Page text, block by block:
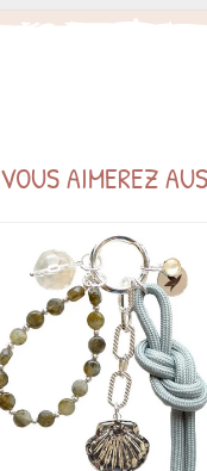
VOUS AIMEREZ